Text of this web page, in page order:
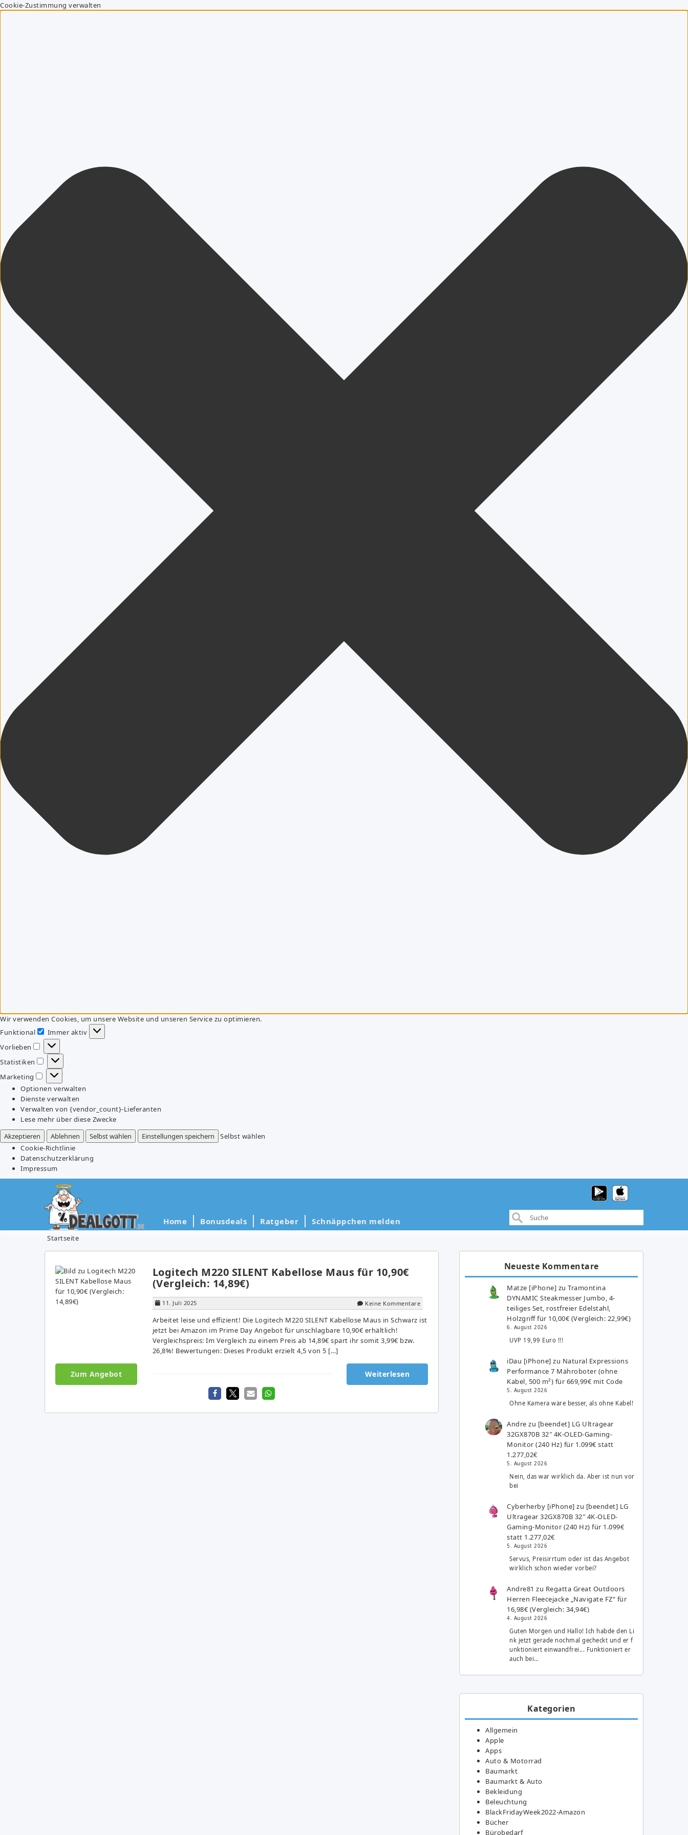
Cookie-Zustimmung verwalten
Wir verwenden Cookies, um unsere Website und unseren Service zu optimieren.
Funktional
Funktional
Immer aktiv
Vorlieben
Vorlieben
Statistiken
Statistiken
Marketing
Marketing
Optionen verwalten
Dienste verwalten
Verwalten von {vendor_count}-Lieferanten
Lese mehr über diese Zwecke
Akzeptieren
Ablehnen Selbst wählen Einstellungen speichern
Selbst wählen
Cookie-Richtlinie
Datenschutzerklärung
Impressum
Home Bonusdeals Ratgeber Schnäppchen melden
Startseite
Logitech M220 SILENT Kabellose Maus für 10,90€
(Vergleich: 14,89€)
11. Juli 2025 Keine Kommentare
Arbeitet leise und effizient! Die Logitech M220 SILENT Kabellose Maus in Schwarz ist
jetzt bei Amazon im Prime Day Angebot für unschlagbare 10,90€ erhältlich!
Vergleichspreis: Im Vergleich zu einem Preis ab 14,89€ spart ihr somit 3,99€ bzw.
26,8%! Bewertungen: Dieses Produkt erzielt 4,5 von 5 […]
Zum Angebot Weiterlesen
Neueste Kommentare
Matze [iPhone] zuTramontina
DYNAMIC Steakmesser Jumbo, 4-
teiliges Set, rostfreier Edelstahl,
Holzgriff für 10,00€ (Vergleich: 22,99€)
6. August 2026
UVP 19,99 Euro !!!
iDau [iPhone] zu Natural Expressions
Performance 7 Mähroboter (ohne
Kabel, 500 m²) für 669,99€ mit Code
5. August 2026
Ohne Kamera wäre besser, als ohne Kabel!
Andre zu [beendet] LG Ultragear
32GX870B 32″ 4K-OLED-Gaming-
Monitor (240 Hz) für 1.099€ statt
1.277,02€
5. August 2026
Nein, das war wirklich da. Aber ist nun vor
bei
Cyberherby [iPhone] zu [beendet] LG
Ultragear 32GX870B 32″ 4K-OLED-
Gaming-Monitor (240 Hz) für 1.099€
statt 1.277,02€
5. August 2026
Servus, Preisirrtum oder ist das Angebot
wirklich schon wieder vorbei?
Andre81 zu Regatta Great Outdoors
Herren Fleecejacke „Navigate FZ“ für
16,98€ (Vergleich: 34,94€)
4. August 2026
Guten Morgen und Hallo! Ich habde den Li
nk jetzt gerade nochmal gecheckt und er f
unktioniert einwandfrei... Funktioniert er
auch bei…
Kategorien
Allgemein
Apple
Apps
Auto & Motorrad
Baumarkt
Baumarkt & Auto
Bekleidung
Beleuchtung
BlackFridayWeek2022-Amazon
Bücher
Bürobedarf